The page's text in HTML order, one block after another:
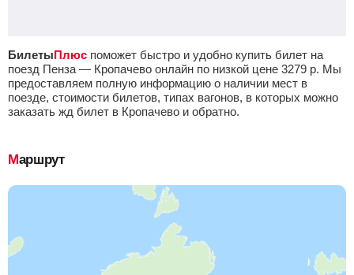
БилетыПлюс поможет быстро и удобно купить билет на
поезд Пенза — Кропачево онлайн по низкой цене 3279 р. Мы
предоставляем полную информацию о наличии мест в
поезде, стоимости билетов, типах вагонов, в которых можно
заказать жд билет в Кропачево и обратно.
Маршрут